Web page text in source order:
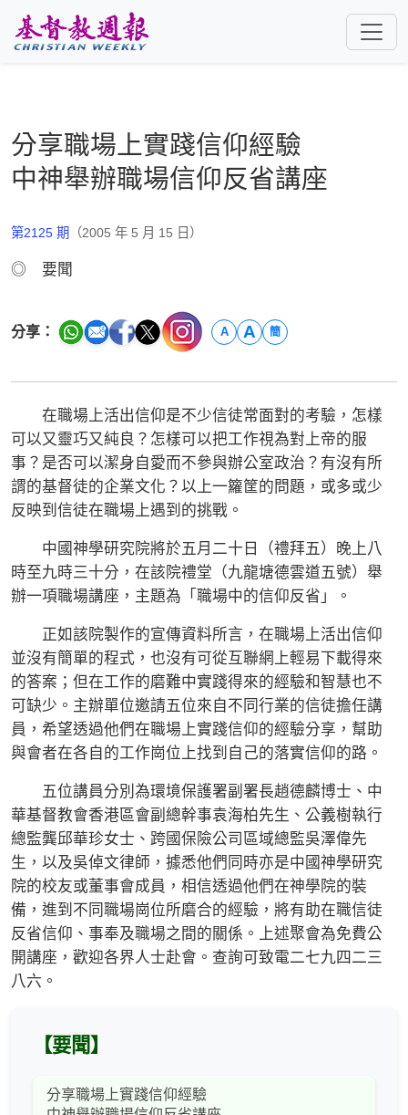
分享職場上實踐信仰經驗
中神舉辦職場信仰反省講座
第2125 期 （2005 年 5 月 15 日）
◎ 要聞
分享： A A 簡
在職場上活出信仰是不少信徒常面對的考驗，怎樣
可以又靈巧又純良？怎樣可以把工作視為對上帝的服
事？是否可以潔身自愛而不參與辦公室政治？有沒有所
謂的基督徒的企業文化？以上一籮筐的問題，或多或少
反映到信徒在職場上遇到的挑戰。
中國神學研究院將於五月二十日（禮拜五）晚上八
時至九時三十分，在該院禮堂（九龍塘德雲道五號）舉
辦一項職場講座，主題為「職場中的信仰反省」。
正如該院製作的宣傳資料所言，在職場上活出信仰
並沒有簡單的程式，也沒有可從互聯網上輕易下載得來
的答案；但在工作的磨難中實踐得來的經驗和智慧也不
可缺少。主辦單位邀請五位來自不同行業的信徒擔任講
員，希望透過他們在職場上實踐信仰的經驗分享，幫助
與會者在各自的工作崗位上找到自己的落實信仰的路。
五位講員分別為環境保護署副署長趙德麟博士、中
華基督教會香港區會副總幹事袁海柏先生、公義樹執行
總監龔邱華珍女士、跨國保險公司區域總監吳澤偉先
生，以及吳倬文律師，據悉他們同時亦是中國神學研究
院的校友或董事會成員，相信透過他們在神學院的裝
備，進到不同職場崗位所磨合的經驗，將有助在職信徒
反省信仰、事奉及職場之間的關係。上述聚會為免費公
開講座，歡迎各界人士赴會。查詢可致電二七九四二三
八六。
【要聞】
分享職場上實踐信仰經驗